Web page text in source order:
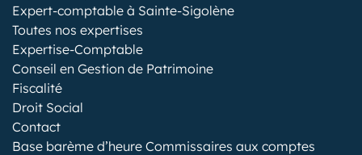
Expert-comptable à Sainte-Sigolène
Toutes nos expertises
Expertise-Comptable
Conseil en Gestion de Patrimoine
Fiscalité
Droit Social
Contact
Base barème d’heure Commissaires aux comptes